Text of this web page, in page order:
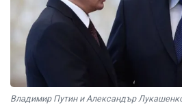
Владимир Путин и Александър